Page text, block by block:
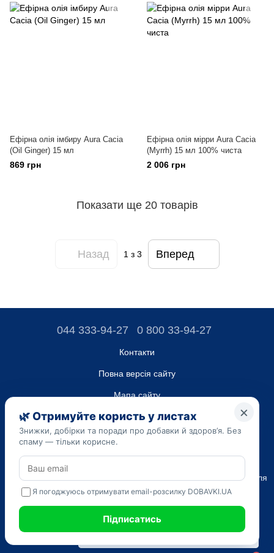
Ефірна олія імбиру Aura Cacia
(Oil Ginger) 15 мл
869 грн
Ефірна олія мірри Aura Cacia
(Myrrh) 15 мл 100% чиста
2 006 грн
Показати ще 20 товарів
Назад 1 з 3 Вперед
044 333-94-27 0 800 33-94-27
Контакти
Повна версія сайту
Мапа сайту
ТОВ “ДО ЮА”,
Код ЄДРПОУ 45223262
Дата реєстрації 14.09.2023
Наведена на сайті dobavki.ua інформація носить виключно
Ознайомчий характер. Не використовуйте нашу інформацію для
діагностики та лікування. Тільки ваш Лікуючий лікар може
САМОЛІКУВАННЯ МОЖЕ БУТИ ШКІДЛИВИМ ДЛЯ ВАШОГО